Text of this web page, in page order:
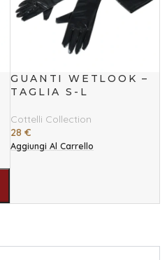
GUANTI WETLOOK –
TAGLIA S-L
Cottelli Collection
28€
Aggiungi Al Carrello